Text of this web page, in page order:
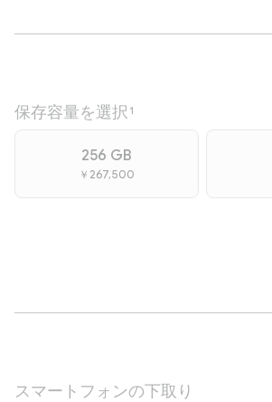
保存容量を選択 1
256 GB
￥267,500
スマートフォンの下取り